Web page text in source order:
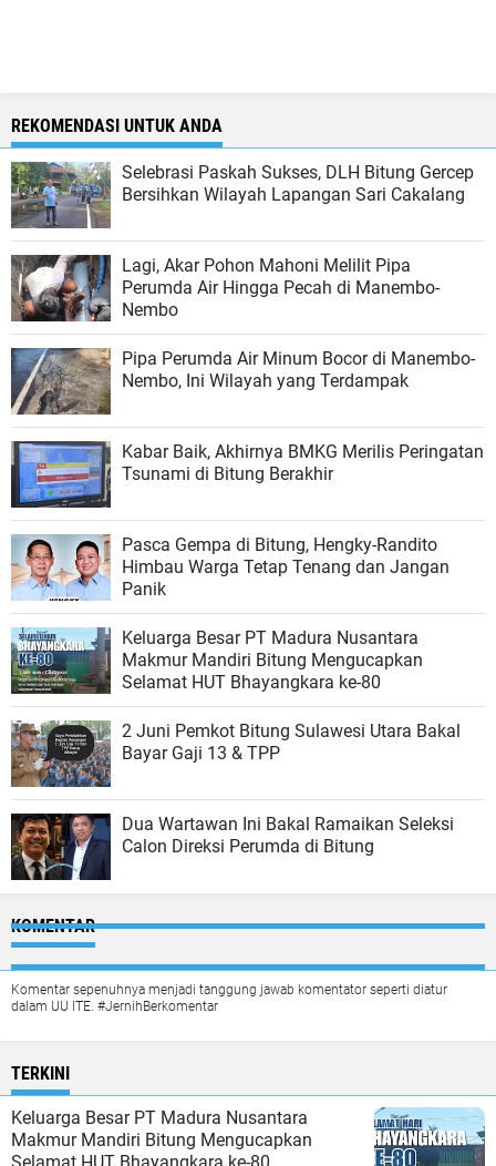
REKOMENDASI UNTUK ANDA
Selebrasi Paskah Sukses, DLH Bitung Gercep
Bersihkan Wilayah Lapangan Sari Cakalang
Lagi, Akar Pohon Mahoni Melilit Pipa
Perumda Air Hingga Pecah di Manembo-
Nembo
Pipa Perumda Air Minum Bocor di Manembo-
Nembo, Ini Wilayah yang Terdampak
Kabar Baik, Akhirnya BMKG Merilis Peringatan
Tsunami di Bitung Berakhir
Pasca Gempa di Bitung, Hengky-Randito
Himbau Warga Tetap Tenang dan Jangan
Panik
Keluarga Besar PT Madura Nusantara
Makmur Mandiri Bitung Mengucapkan
Selamat HUT Bhayangkara ke-80
2 Juni Pemkot Bitung Sulawesi Utara Bakal
Bayar Gaji 13 & TPP
Dua Wartawan Ini Bakal Ramaikan Seleksi
Calon Direksi Perumda di Bitung
KOMENTAR
Komentar sepenuhnya menjadi tanggung jawab komentator seperti diatur
dalam UU ITE. #JernihBerkomentar
TERKINI
Keluarga Besar PT Madura Nusantara
Makmur Mandiri Bitung Mengucapkan
Selamat HUT Bhayangkara ke-80